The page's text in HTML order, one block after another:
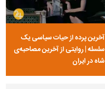
آخرین پرده از حیات سیاسی یک
سلسله | روایتی از آخرین مصاحبه‌ی
شاه در ایران